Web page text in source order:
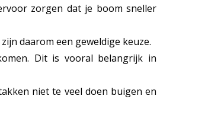
zorgen dat je boom sneller
daarom een geweldige keuze.
Dit is vooral belangrijk in
niet te veel doen buigen en